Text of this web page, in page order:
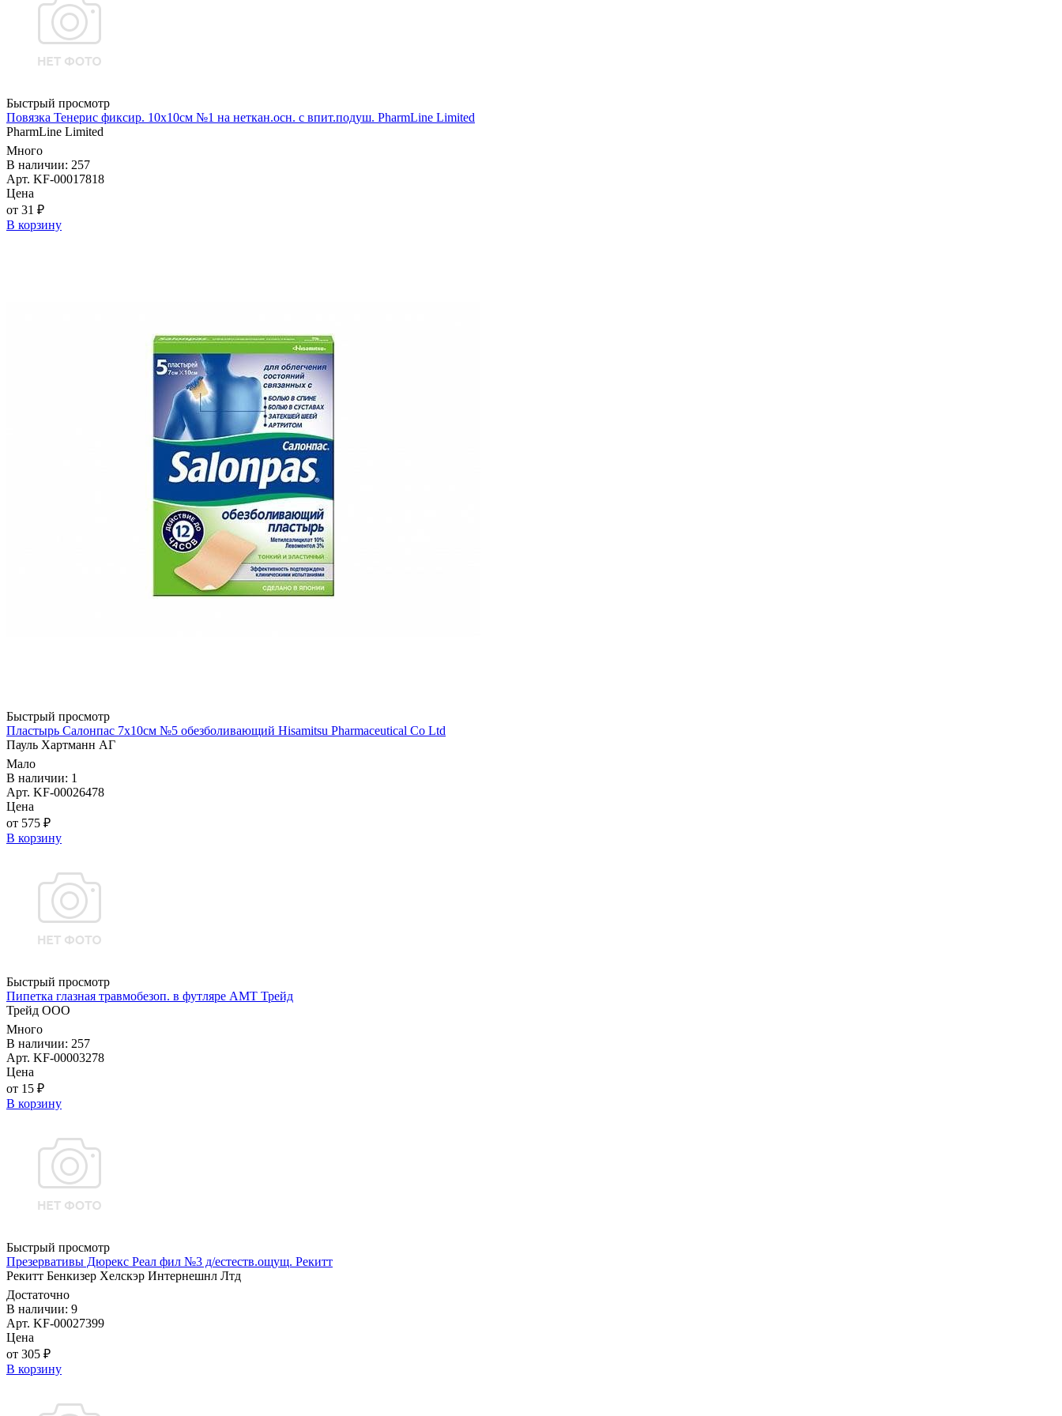
Быстрый просмотр
Повязка Тенерис фиксир. 10х10см №1 на неткан.осн. с впит.подуш. PharmLine Limited
PharmLine Limited
Много
В наличии: 257
Арт. KF-00017818
Цена
от 31 ₽
В корзину
Быстрый просмотр
Пластырь Салонпас 7х10см №5 обезболивающий Hisamitsu Pharmaceutical Co Ltd
Пауль Хартманн AГ
Мало
В наличии: 1
Арт. KF-00026478
Цена
от 575 ₽
В корзину
Быстрый просмотр
Пипетка глазная травмобезоп. в футляре АМТ Трейд
Трейд ООО
Много
В наличии: 257
Арт. KF-00003278
Цена
от 15 ₽
В корзину
Быстрый просмотр
Презервативы Дюрекс Реал фил №3 д/естеств.ощущ. Рекитт
Рекитт Бенкизер Хелскэр Интернешнл Лтд
Достаточно
В наличии: 9
Арт. KF-00027399
Цена
от 305 ₽
В корзину